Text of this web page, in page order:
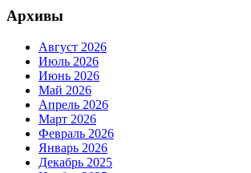
Архивы
Август 2026
Июль 2026
Июнь 2026
Май 2026
Апрель 2026
Март 2026
Февраль 2026
Январь 2026
Декабрь 2025